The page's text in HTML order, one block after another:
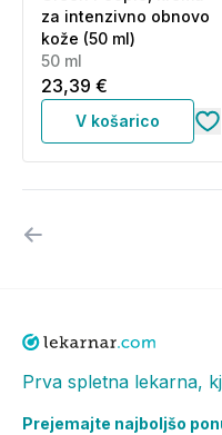
za intenzivno obnovo
kože (50 ml)
50 ml
23,39 €
V košarico
Prva spletna lekarna,
Prejemajte najboljšo